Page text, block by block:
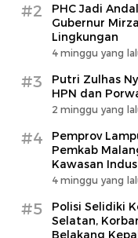
#2
PHC Jadi
Gubernur
Lingkungan
4 minggu yang
#3
Putri Zulhas
HPN dan
2 minggu yang
#4
Pemprov
Pemkab
Kawasan
4 minggu yang
#5
Polisi Selidiki
Selatan,
Belakang